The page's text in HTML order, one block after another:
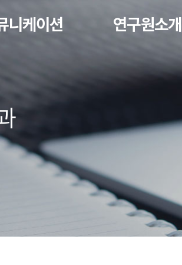
니케이션 연구원소개